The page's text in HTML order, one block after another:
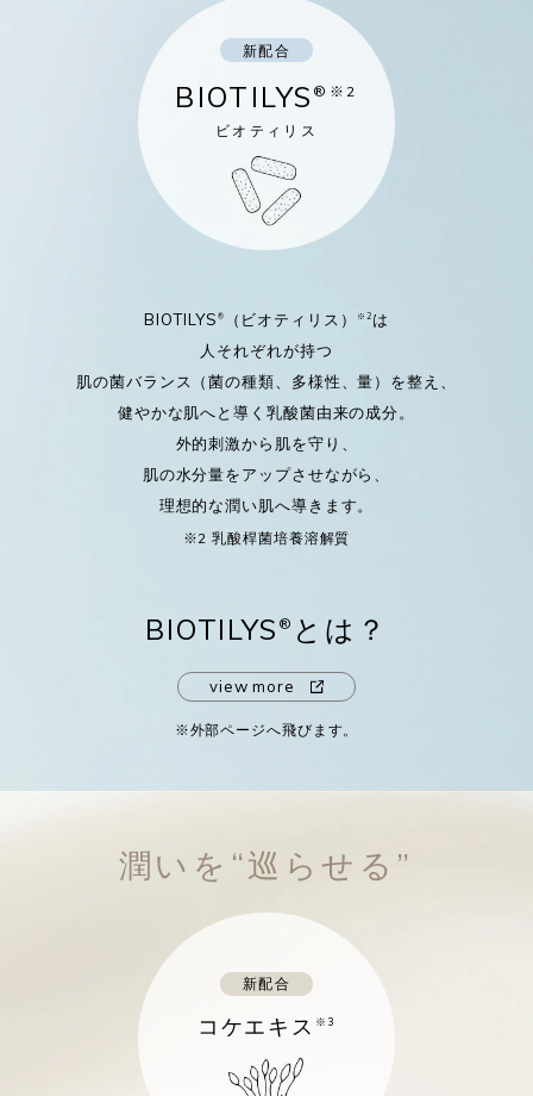
新配合
BIOTILYS ®※2
ビオティリス
BIOTILYS ® （ビオティリス） ※2 は
人それぞれが持つ
肌の菌バランス（菌の種類、多様性、量）を整え、
健やかな肌へと導く乳酸菌由来の成分。
外的刺激から肌を守り、
肌の水分量をアップさせながら、
理想的な潤い肌へ導きます。
※2 乳酸桿菌培養溶解質
BIOTILYS ® とは？
view more
※外部ページへ飛びます。
潤いを“巡らせる”
新配合
コケエキス ※3